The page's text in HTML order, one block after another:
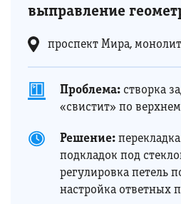
выправление
проспект Мира,
Проблема: створка
«свистит» по
Решение:
подкладок под
регулировка петель
настройка ответных